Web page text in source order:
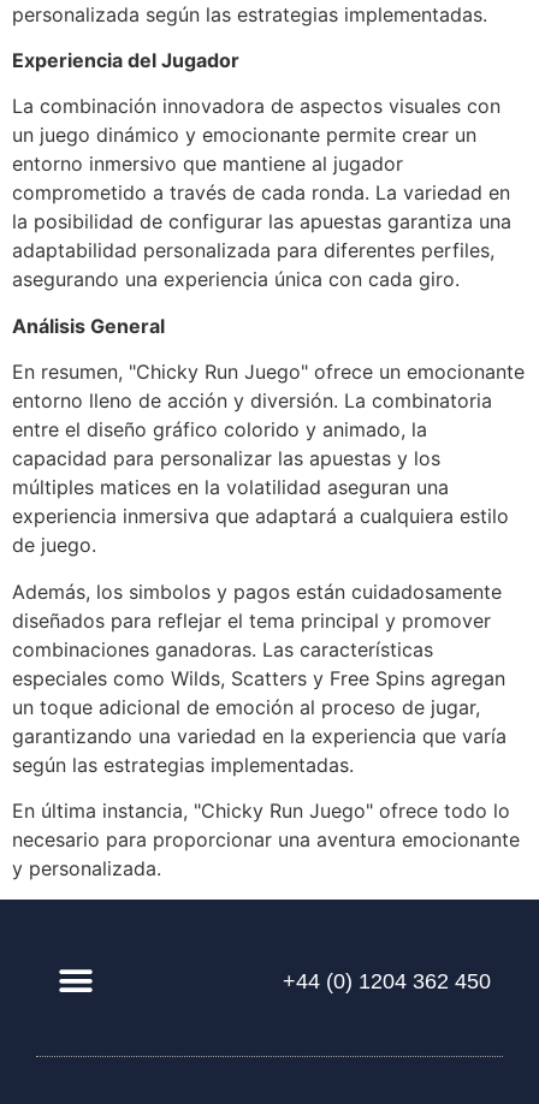
personalizada según las estrategias implementadas.
Experiencia del Jugador
La combinación innovadora de aspectos visuales con
un juego dinámico y emocionante permite crear un
entorno inmersivo que mantiene al jugador
comprometido a través de cada ronda. La variedad en
la posibilidad de configurar las apuestas garantiza una
adaptabilidad personalizada para diferentes perfiles,
asegurando una experiencia única con cada giro.
Análisis General
En resumen, "Chicky Run Juego" ofrece un emocionante
entorno lleno de acción y diversión. La combinatoria
entre el diseño gráfico colorido y animado, la
capacidad para personalizar las apuestas y los
múltiples matices en la volatilidad aseguran una
experiencia inmersiva que adaptará a cualquiera estilo
de juego.
Además, los simbolos y pagos están cuidadosamente
diseñados para reflejar el tema principal y promover
combinaciones ganadoras. Las características
especiales como Wilds, Scatters y Free Spins agregan
un toque adicional de emoción al proceso de jugar,
garantizando una variedad en la experiencia que varía
según las estrategias implementadas.
En última instancia, "Chicky Run Juego" ofrece todo lo
necesario para proporcionar una aventura emocionante
y personalizada.
+44 (0) 1204 362 450